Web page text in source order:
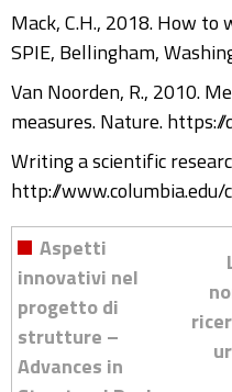
Mack, C.H., 2018. How
SPIE, Bellingham,
Van Noorden, R., 2010.
measures. Nature.
Writing a scientific
http://
Aspetti
innovativi nel
progetto di
strutture –
Advances in